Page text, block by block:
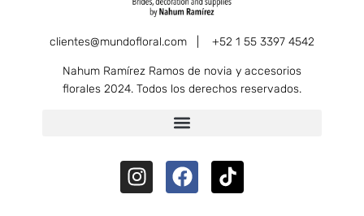
clientes@mundofloral.com | +52 1 55 3397 4542
Nahum Ramírez Ramos de novia y accesorios
florales 2024. Todos los derechos reservados.